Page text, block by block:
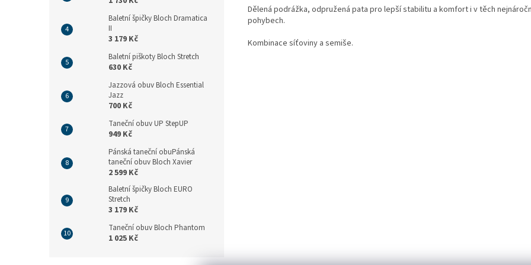
Baletní špičky Bloch Dramatica
II
3 179 Kč
Baletní piškoty Bloch Stretch
630 Kč
Jazzová obuv Bloch Essential
Jazz
700 Kč
Taneční obuv UP StepUP
949 Kč
Pánská taneční obuPánská
taneční obuv Bloch Xavier
2 599 Kč
Baletní špičky Bloch EURO
Stretch
3 179 Kč
Taneční obuv Bloch Phantom
1 025 Kč
Dělená podrážka, odpružená pata pro lepší stabilitu a komfort i v těch
pohybech.
Kombinace síťoviny a semiše.